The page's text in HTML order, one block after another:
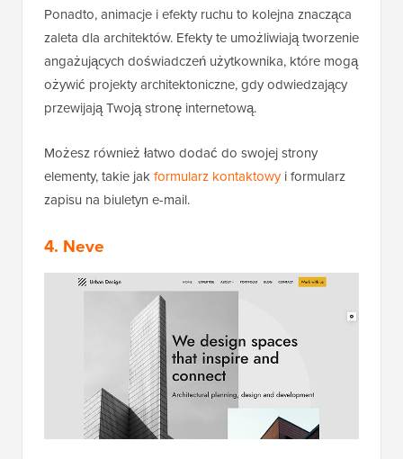
Ponadto, animacje i efekty ruchu to kolejna znacząca
zaleta dla architektów. Efekty te umożliwiają tworzenie
angażujących doświadczeń użytkownika, które mogą
ożywić projekty architektoniczne, gdy odwiedzający
przewijają Twoją stronę internetową.
Możesz również łatwo dodać do swojej strony
elementy, takie jakformularz kontaktowyi formularz
zapisu na biuletyn e-mail.
4. Neve